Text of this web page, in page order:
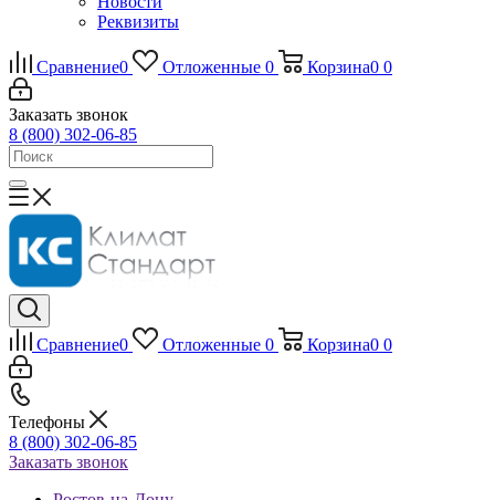
Реквизиты
Сравнение0 Отложенные 0 Корзина0 0
Заказать звонок
8 (800) 302-06-85
Сравнение0 Отложенные 0 Корзина0 0
Телефоны
8 (800) 302-06-85
Заказать звонок